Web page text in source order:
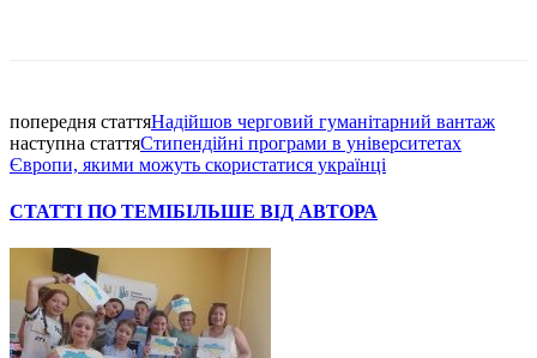
попередня статтяНадійшов черговий гуманітарний вантаж
наступна статтяСтипендійні програми в університетах
Європи, якими можуть скористатися українці
СТАТТІ ПО ТЕМІБІЛЬШЕ ВІД АВТОРА